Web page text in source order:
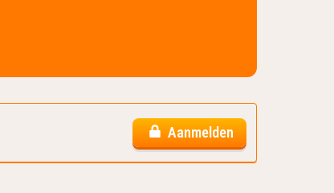
Aanmelden